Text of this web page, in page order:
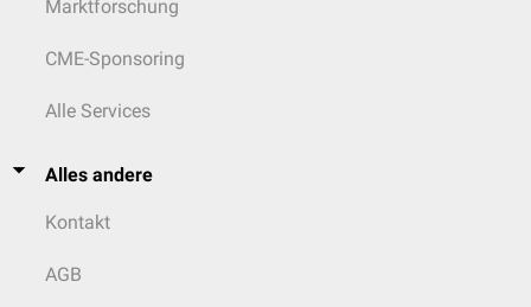
Marktforschung
CME-Sponsoring
Alle Services
Alles andere
Kontakt
AGB